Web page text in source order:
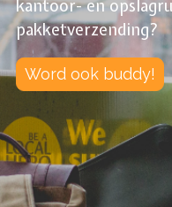
kantoor- en
pakketverzending?
Word ook buddy!